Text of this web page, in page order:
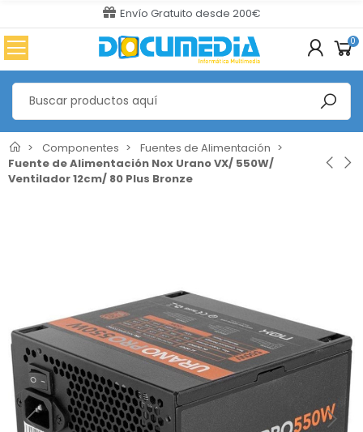
Envío Gratuito desde 200€
0
Componentes
Fuentes de Alimentación
Fuente de Alimentación Nox Urano VX/ 550W/
Ventilador 12cm/ 80 Plus Bronze